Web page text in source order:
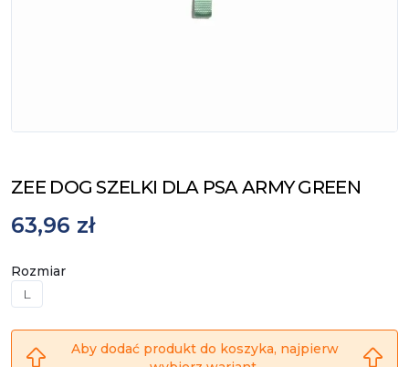
ZEE DOG SZELKI DLA PSA ARMY GREEN
63,96 zł
Rozmiar
L
Aby dodać produkt do koszyka, najpierw